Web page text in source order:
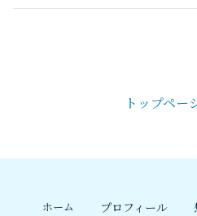
トップペー
ホーム プロフィール